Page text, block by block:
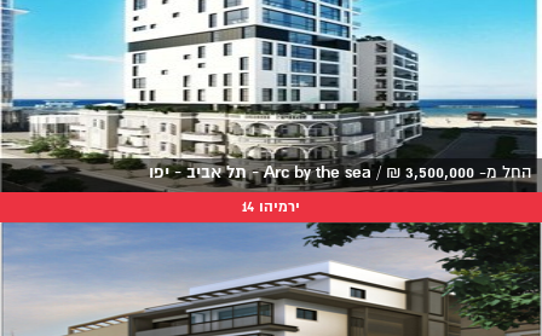
החל מ- 3,500,000
₪
/ Arc by the sea - תל אביב - יפו
ירמיהו 14